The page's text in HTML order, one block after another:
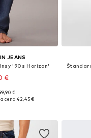
JEANS
'90s Horizon'
€
veľkostiach
€
cena:42,45 €